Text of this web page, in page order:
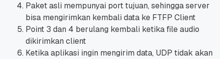
Paket asli mempunyai port tujuan, sehingga server
bisa mengirimkan kembali data ke FTFP Client
Point 3 dan 4 berulang kembali ketika file audio
dikirimkan client
Ketika aplikasi ingin mengirim data, UDP tidak akan